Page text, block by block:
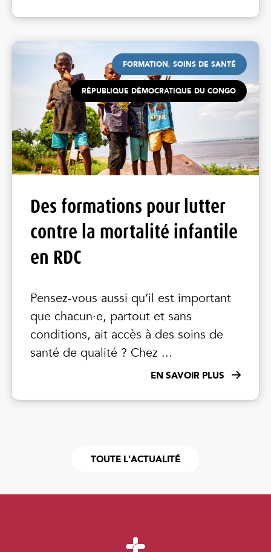
FORMATION, SOINS DE SANTÉ
RÉPUBLIQUE DÉMOCRATIQUE DU CONGO
Des formations pour lutter
contre la mortalité infantile
en RDC
Pensez-vous aussi qu’il est important
que chacun·e, partout et sans
conditions, ait accès à des soins de
santé de qualité ? Chez ...
EN SAVOIR PLUS
TOUTE L'ACTUALITÉ